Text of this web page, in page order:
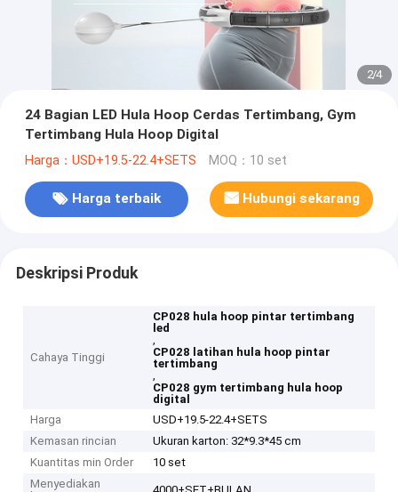
2/4
24 Bagian LED Hula Hoop Cerdas Tertimbang, Gym
Tertimbang Hula Hoop Digital
Harga：USD+19.5-22.4+SETS MOQ：10 set
Harga terbaik Hubungi sekarang
Deskripsi Produk
Cahaya Tinggi
CP028 hula hoop pintar tertimbang
led
,
CP028 latihan hula hoop pintar
tertimbang
,
CP028 gym tertimbang hula hoop
digital
Harga
USD+19.5-22.4+SETS
Kemasan rincian
Ukuran karton: 32*9.3*45 cm
Kuantitas min Order
10 set
Menyediakan